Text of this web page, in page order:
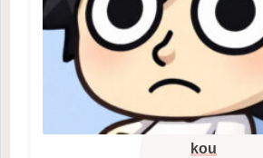
kou